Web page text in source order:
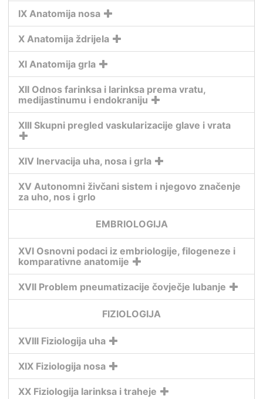
IX Anatomija nosa
X Anatomija ždrijela
XI Anatomija grla
XII Odnos farinksa i larinksa prema vratu,
medijastinumu i endokraniju
XIII Skupni pregled vaskularizacije glave i vrata
XIV Inervacija uha, nosa i grla
XV Autonomni živčani sistem i njegovo značenje
za uho, nos i grlo
EMBRIOLOGIJA
XVI Osnovni podaci iz embriologije, filogeneze i
komparativne anatomije
XVII Problem pneumatizacije čovječje lubanje
FIZIOLOGIJA
XVIII Fiziologija uha
XIX Fiziologija nosa
XX Fiziologija larinksa i traheje